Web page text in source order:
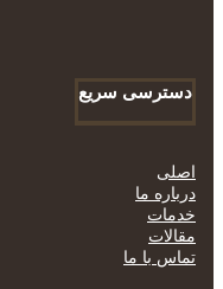
دسترسی سریع
اصلی
درباره ما
خدمات
مقالات
تماس با ما